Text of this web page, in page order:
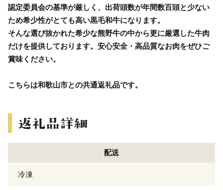
認定委員会の基準が厳しく、出荷頭数が年間数百頭と少ない
ため希少性がとても高い黒毛和牛になります。
そんな選び抜かれた希少な熊野牛の中から更に厳選した牛肉
だけを提供しております。安心安全・高品質なお肉をぜひご
賞味ください。
こちらは和歌山市との共通返礼品です。
配送
冷凍